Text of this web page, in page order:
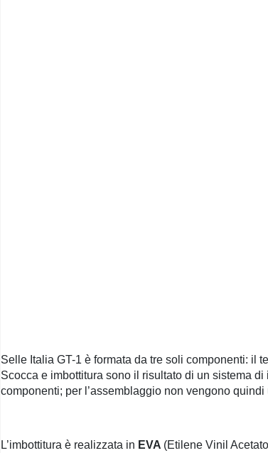
Selle Italia GT-1 è formata da tre soli componenti: il
Scocca e imbottitura sono il risultato di un sistema di
componenti; per l’assemblaggio non vengono
L’imbottitura è realizzata in EVA (Etilene Vinil